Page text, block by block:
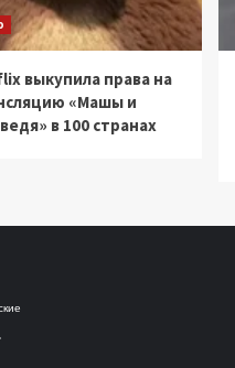
выкупила права на
«Машы и
в 100 странах